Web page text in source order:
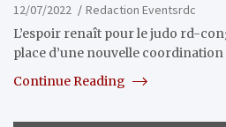
12/07/2022
Redaction Eventsrdc
L’espoir renaît pour le judo rd-
place d’une nouvelle
Continue Reading